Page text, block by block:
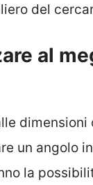
del
al
dimensioni
un angolo
la